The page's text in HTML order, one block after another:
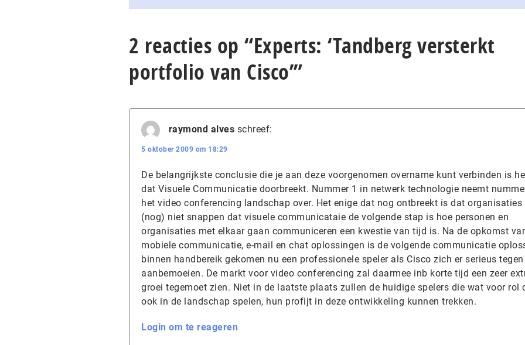
2 reacties op “Experts: ‘Tandberg versterkt
portfolio van Cisco’”
raymond alves schreef:
5 oktober 2009 om 18:29
De belangrijkste conclusie die je aan deze voorgenomen overname kunt verbinden is
dat Visuele Communicatie doorbreekt. Nummer 1 in netwerk technologie neemt
het video conferencing landschap over. Het enige dat nog ontbreekt is dat organisaties
(nog) niet snappen dat visuele communicataie de volgende stap is hoe personen en
organisaties met elkaar gaan communiceren een kwestie van tijd is. Na de opkomst
mobiele communicatie, e-mail en chat oplossingen is de volgende communicatie
binnen handbereik gekomen nu een professionele speler als Cisco zich er serieus
aanbemoeien. De markt voor video conferencing zal daarmee inb korte tijd een zeer
groei tegemoet zien. Niet in de laatste plaats zullen de huidige spelers die wat voor rol
ook in de landschap spelen, hun profijt in deze ontwikkeling kunnen trekken.
Login om te reageren